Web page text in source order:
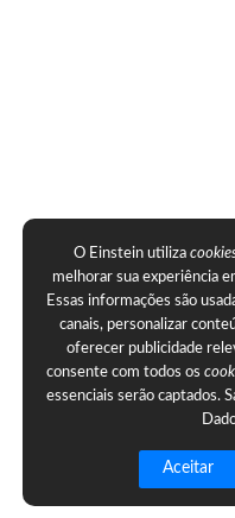
O Einstein utiliza
melhorar sua experiência
Essas informações são
canais, personalizar
oferecer publicidade
consente com todos os
essenciais serão captados.
Aceitar